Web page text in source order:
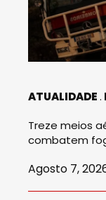
ATUALIDADE
Treze meios
combatem
Agosto 7,